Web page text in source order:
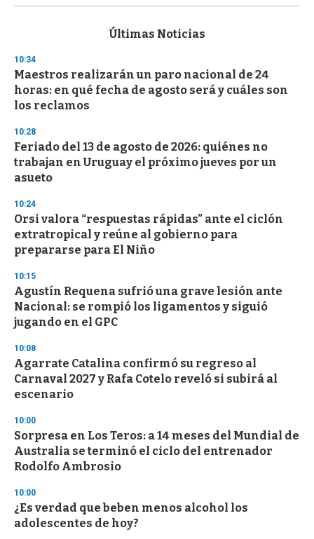
s
d
s
o
f
3
s
e
c
o
n
Últimas Noticias
10:34
Maestros realizarán un paro nacional de 24
horas: en qué fecha de agosto será y cuáles son
los reclamos
10:28
Feriado del 13 de agosto de 2026: quiénes no
trabajan en Uruguay el próximo jueves por un
asueto
10:24
Orsi valora “respuestas rápidas” ante el ciclón
extratropical y reúne al gobierno para
prepararse para El Niño
10:15
Agustín Requena sufrió una grave lesión ante
Nacional: se rompió los ligamentos y siguió
jugando en el GPC
10:08
Agarrate Catalina confirmó su regreso al
Carnaval 2027 y Rafa Cotelo reveló si subirá al
escenario
10:00
Sorpresa en Los Teros: a 14 meses del Mundial de
Australia se terminó el ciclo del entrenador
Rodolfo Ambrosio
10:00
¿Es verdad que beben menos alcohol los
adolescentes de hoy?